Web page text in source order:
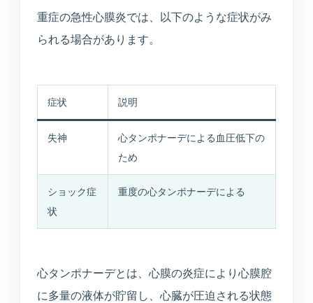
コラム
医院紹介・医師紹介
理念・診療体制・医師紹介・受付時間
検査機器・院内設備
重症の急性心膜炎では、以下のような症状がみ
られる場合があります。
症状 説明
失神
心タンポナーデによる血圧低下の
ため
ショック症
状
重度の心タンポナーデによる
心タンポナーデとは、心膜の炎症により心膜腔
に多量の液体が貯留し、心臓が圧迫される状態